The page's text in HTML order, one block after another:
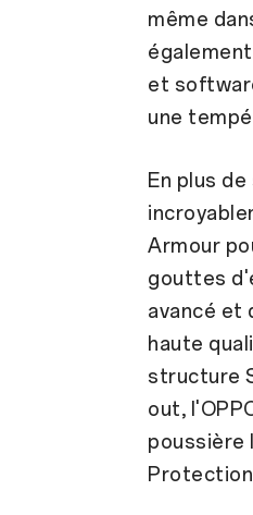
même
et
une
En plus
Armour
gouttes
avancé et
haute
structure
out,
poussière